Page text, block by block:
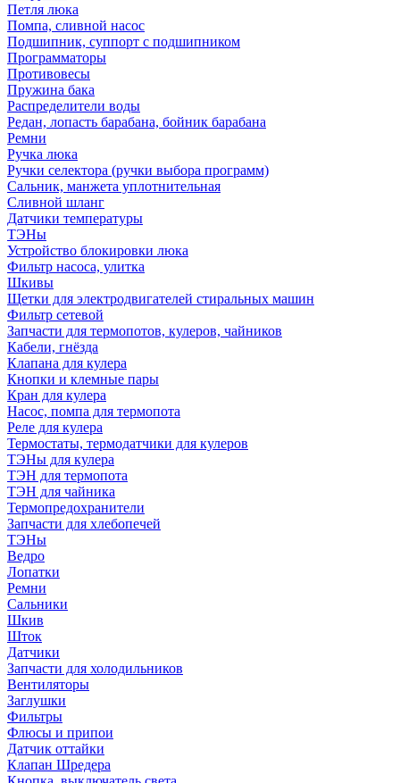
Петля люка
Помпа, сливной насос
Подшипник, суппорт с подшипником
Программаторы
Противовесы
Пружина бака
Распределители воды
Редан, лопасть барабана, бойник барабана
Ремни
Ручка люка
Ручки селектора (ручки выбора программ)
Сальник, манжета уплотнительная
Сливной шланг
Датчики температуры
ТЭНы
Устройство блокировки люка
Фильтр насоса, улитка
Шкивы
Щетки для электродвигателей стиральных машин
Фильтр сетевой
Запчасти для термопотов, кулеров, чайников
Кабели, гнёзда
Клапана для кулера
Кнопки и клемные пары
Кран для кулера
Насос, помпа для термопота
Реле для кулера
Термостаты, термодатчики для кулеров
ТЭНы для кулера
ТЭН для термопота
ТЭН для чайника
Термопредохранители
Запчасти для хлебопечей
ТЭНы
Ведро
Лопатки
Ремни
Сальники
Шкив
Шток
Датчики
Запчасти для холодильников
Вентиляторы
Заглушки
Фильтры
Флюсы и припои
Датчик оттайки
Клапан Шредера